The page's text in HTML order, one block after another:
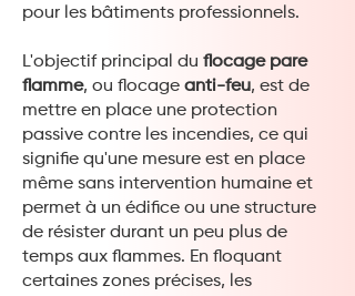
pour les bâtiments professionnels.
L'objectif principal du flocage pare
flamme, ou flocage anti-feu, est de
mettre en place une protection
passive contre les incendies, ce qui
signifie qu'une mesure est en place
même sans intervention humaine et
permet à un édifice ou une structure
de résister durant un peu plus de
temps aux flammes. En floquant
certaines zones précises, les